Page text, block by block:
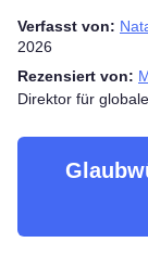
Verfasst von:
2026
Rezensiert von:
Direktor für